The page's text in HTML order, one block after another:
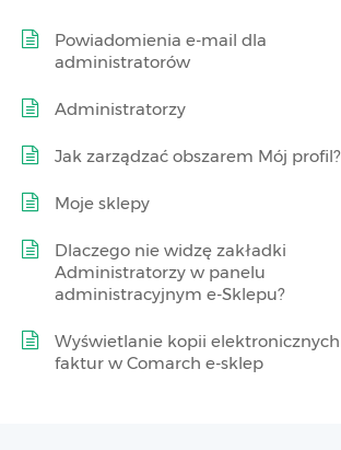
Powiadomienia e-mail dla
administratorów
Administratorzy
Jak zarządzać obszarem Mój profil?
Moje sklepy
Dlaczego nie widzę zakładki
Administratorzy w panelu
administracyjnym e-Sklepu?
Wyświetlanie kopii elektronicznych
faktur w Comarch e-sklep